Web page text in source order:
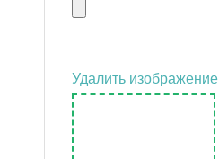
Удалить изображение